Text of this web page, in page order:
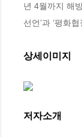
년 4월까지 해
선언’과 ‘평화
상세이미지
저자소개